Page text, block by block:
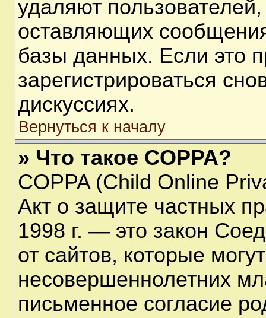
удаляют
оставляющих
базы данных. Если это
зарегистрироваться
дискуссиях.
Вернуться к началу
» Что такое COPPA?
COPPA (Child Online
Акт о защите частных
1998 г. — это закон
от сайтов, которые
несовершеннолетних
письменное согласие